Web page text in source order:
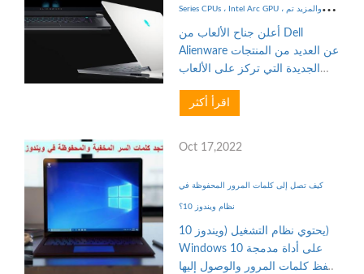
Series CPUs ، Intel Arc GPU ، والمزيد تم
الإعلان عنه
أعلن جناح الألعاب من Dell
Alienware عن العديد من المنتجات
الجديدة التي تركز على الألعاب
جهاز كمبيوتر محمولًا جديدًا فائق
وإصدارات مطورة من أجهزة
اقرأ أكثر
Oct 17,2022
كيف تصل إلى كلمات المرور المحفوظة في
نظام ويندوز 10؟
يحتوي نظام التشغيل (ويندوز 10)
Windows 10 على أداة مدمجة
لحفظ كلمات المرور والوصول إليها